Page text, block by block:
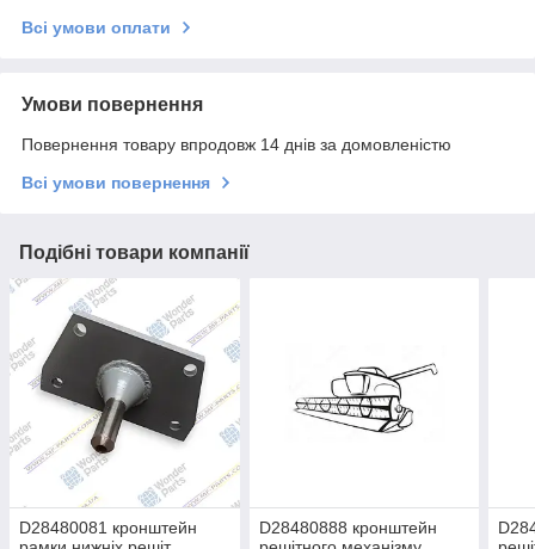
Всі умови оплати
Умови повернення
Повернення товару впродовж 14 днів за домовленістю
Всі умови повернення
Подібні товари компанії
D28480081 кронштейн
D28480888 кронштейн